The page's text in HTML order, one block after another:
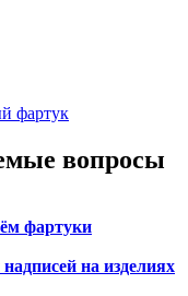
фартук
вопросы
фартуки
на изделиях